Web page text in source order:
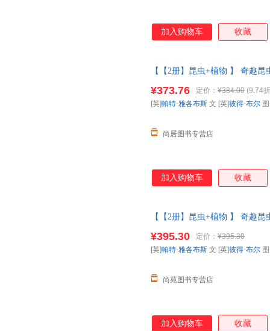
加入购物车 收藏
【【2册】昆虫+植物 】 奇趣
请放心下单，本店所有商品均
¥373.76 定价： ¥384.00 (9.74
尚居图书专营店
[英]帕特·雅各布斯 文 [英]彼得·布尔
加入购物车 收藏
【【2册】昆虫+植物 】 奇趣
【让您无忧购物】
¥395.30 定价： ¥395.30
尚苑图书专营店
[英]帕特·雅各布斯 文 [英]彼得·布尔
加入购物车 收藏